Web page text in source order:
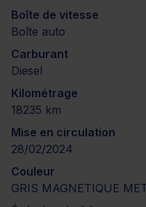
Boîte de vitesse
Boîte auto
Carburant
Diesel
Kilométrage
18235 km
Mise en circulation
28/02/2024
Couleur
GRIS MAGNETIQUE